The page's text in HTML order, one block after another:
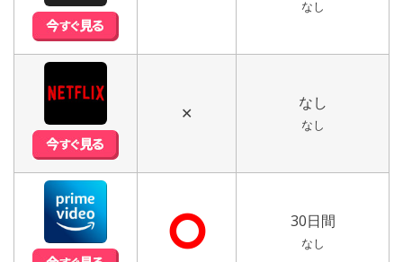
なし
✕
なし
なし
⭘ 30日間
なし